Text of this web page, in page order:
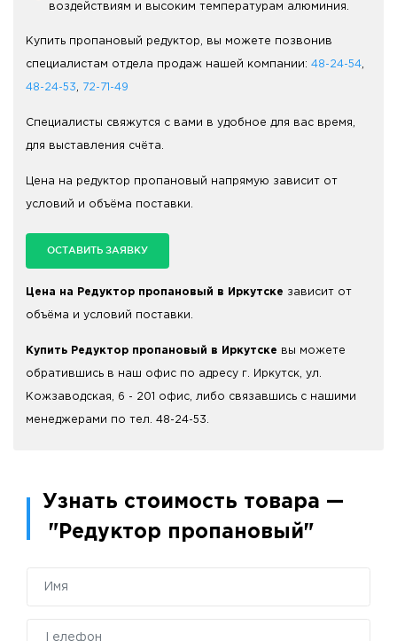
воздействиям и высоким температурам алюминия.
Купить пропановый редуктор, вы можете позвонив
специалистам отдела продаж нашей компании: 48-24-54
48-24-53 72-71-49
Cпециалисты свяжутся с вами в удобное для вас время,
для выставления счёта.
Цена на редуктор пропановый напрямую зависит от
условий и объёма поставки.
ОСТАВИТЬ ЗАЯВКУ
Цена на Редуктор пропановый в Иркутске зависит от
объёма и условий поставки.
Купить Редуктор пропановый в Иркутске вы можете
обратившись в наш офис по адресу г. Иркутск, ул.
Кожзаводская, 6 - 201 офис, либо связавшись с нашими
менеджерами по тел. 48-24-53.
Узнать стоимость товара —
"Редуктор пропановый"